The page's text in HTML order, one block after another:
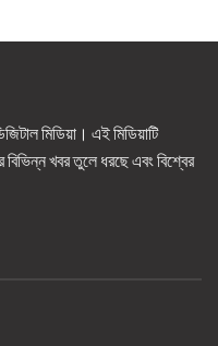
মিডিয়া। এই মিডিয়াটি
খবর তুলে ধরছে এবং বিশ্বের